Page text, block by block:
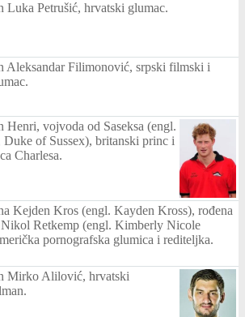
Luka Petrušić, hrvatski glumac.
Aleksandar Filimonović, srpski filmski i
Henri, vojvoda od Saseksa (engl.
Duke of Sussex), britanski princ i
Charlesa.
Kejden Kros (engl. Kayden Kross), rođena
Retkemp (engl. Kimberly Nicole
pornografska glumica i rediteljka.
Mirko Alilović, hrvatski